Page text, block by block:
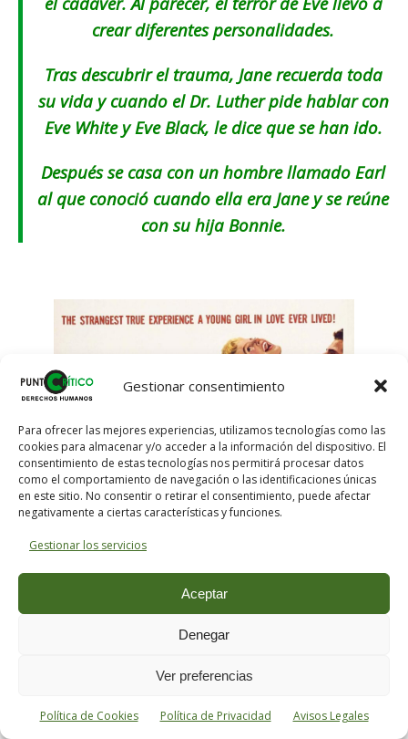
Gestionar consentimiento
Para ofrecer las mejores experiencias, utilizamos tecnologías como las
cookies para almacenar y/o acceder a la información del dispositivo. El
consentimiento de estas tecnologías nos permitirá procesar datos
como el comportamiento de navegación o las identificaciones únicas
en este sitio. No consentir o retirar el consentimiento, puede afectar
negativamente a ciertas características y funciones.
Gestionar los servicios
Aceptar
Denegar
Ver preferencias
Política de Cookies Política de Privacidad Avisos Legales
crear diferentes personalidades.
Tras descubrir el trauma, Jane recuerda toda
su vida y cuando el Dr. Luther pide hablar con
Eve White y Eve Black, le dice que se han ido.
Después se casa con un hombre llamado Earl
al que conoció cuando ella era Jane y se reúne
con su hija Bonnie.
Ficha Técnica